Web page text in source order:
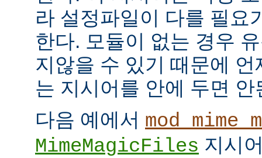
라 설정파일이 다를 필요
한다. 모듈이 없는 경우
지않을 수 있기 때문에
는 지시어를 안에 두면 안
다음 예에서
MimeMagicFiles 지시